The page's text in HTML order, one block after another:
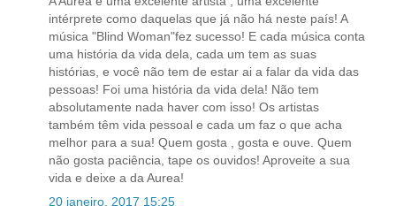
intérprete como daquelas que já não há neste país! A
música "Blind Woman"fez sucesso! E cada música conta
uma história da vida dela, cada um tem as suas
histórias, e você não tem de estar ai a falar da vida das
pessoas! Foi uma história da vida dela! Não tem
absolutamente nada haver com isso! Os artistas
também têm vida pessoal e cada um faz o que acha
melhor para a sua! Quem gosta , gosta e ouve. Quem
não gosta paciência, tape os ouvidos! Aproveite a sua
vida e deixe a da Aurea!
20 janeiro, 2017 15:25